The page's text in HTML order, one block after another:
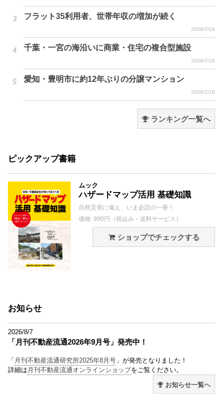
フラット35利用者、世帯年収の増加が続く
2026/7/24
千葉・一宮の海沿いに商業・住宅の複合型施設
2026/7/16
愛知・豊明市に約12年ぶりの分譲マンション
2026/7/16
ランキング一覧へ
ピックアップ書籍
ムック
ハザードマップ活用 基礎知識
自然災害に備え、いま必読の一冊！
価格: 990円（税込み・送料サービス）
ショップでチェックする
お知らせ
2026/8/7
「月刊不動産流通2026年9月号」発売中！
「 月刊不動産流通研究所2025年8月号 」が発売となりました！
詳細は 月刊不動産流通オンラインショップをご覧ください。
お知らせ一覧へ